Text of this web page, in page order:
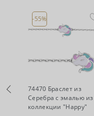
-55%
74470 Браслет из
Серебра с эмалью из
коллекции "Happy"